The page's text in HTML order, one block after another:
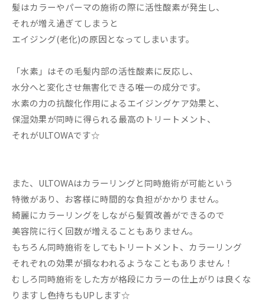
髪はカラーやパーマの施術の際に活性酸素が発生し、
それが増え過ぎてしまうと
エイジング(老化)の原因となってしまいます。
「水素」はその毛髪内部の活性酸素に反応し、
水分へと変化させ無害化できる唯一の成分です。
水素の力の抗酸化作用によるエイジングケア効果と、
保湿効果が同時に得られる最高のトリートメント、
それがULTOWAです☆
また、ULTOWAはカラーリングと同時施術が可能という
特徴があり、お客様に時間的な負担がかかりません。
綺麗にカラーリングをしながら髪質改善ができるので
美容院に行く回数が増えることもありません。
もちろん同時施術をしてもトリートメント、カラーリング
それぞれの効果が損なわれるようなこともありません！
むしろ同時施術をした方が格段にカラーの仕上がりは良くな
りますし色持ちもUPします☆